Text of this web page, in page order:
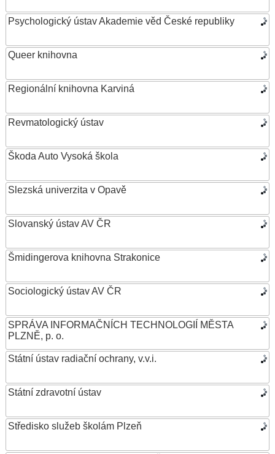
Psychologický ústav Akademie věd České republiky
Queer knihovna
Regionální knihovna Karviná
Revmatologický ústav
Škoda Auto Vysoká škola
Slezská univerzita v Opavě
Slovanský ústav AV ČR
Šmidingerova knihovna Strakonice
Sociologický ústav AV ČR
SPRÁVA INFORMAČNÍCH TECHNOLOGIÍ MĚSTA
PLZNĚ, p. o.
Státní ústav radiační ochrany, v.v.i.
Státní zdravotní ústav
Středisko služeb školám Plzeň